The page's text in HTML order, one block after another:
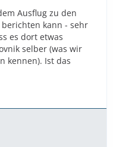
Ausflug zu den
kann - sehr
es dort etwas
selber (was wir
kennen). Ist das